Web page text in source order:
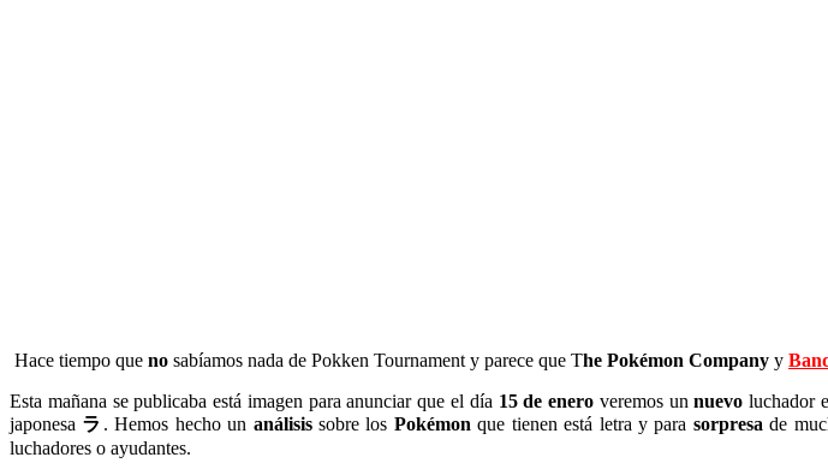
Hace tiempo que no sabíamos nada de Pokken Tournament y parece que The Pokémon Company y
Esta mañana se publicaba está imagen para anunciar que el día 15 de enero veremos unnuevo luchador
japonesa ラ . Hemos hecho un análisissobre los Pokémon que tienen está letra y para sorpresa de
luchadores o ayudantes.